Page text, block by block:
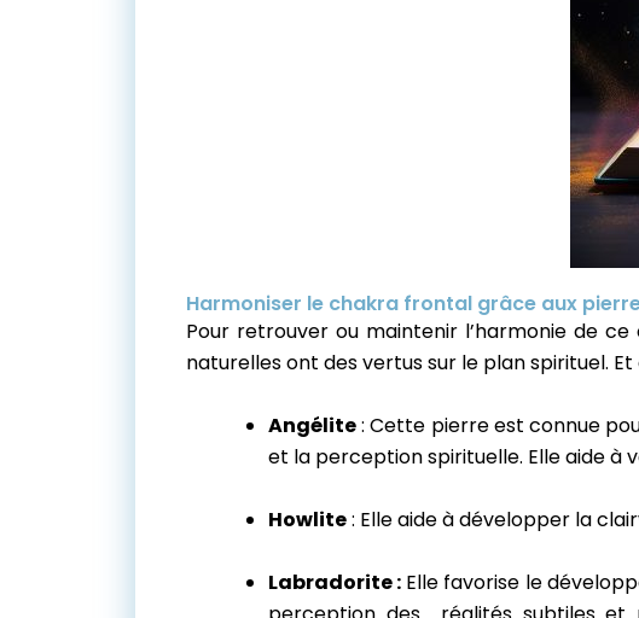
Harmoniser le chakra frontal grâce aux
Pour retrouver ou maintenir l’harmonie de
naturelles ont des vertus sur le plan spirituel.
Angélite: Cette pierre est connue
et la perception spirituelle. Elle aide à
Howlite: Elle aide à développer la
Labradorite : Elle favorise le